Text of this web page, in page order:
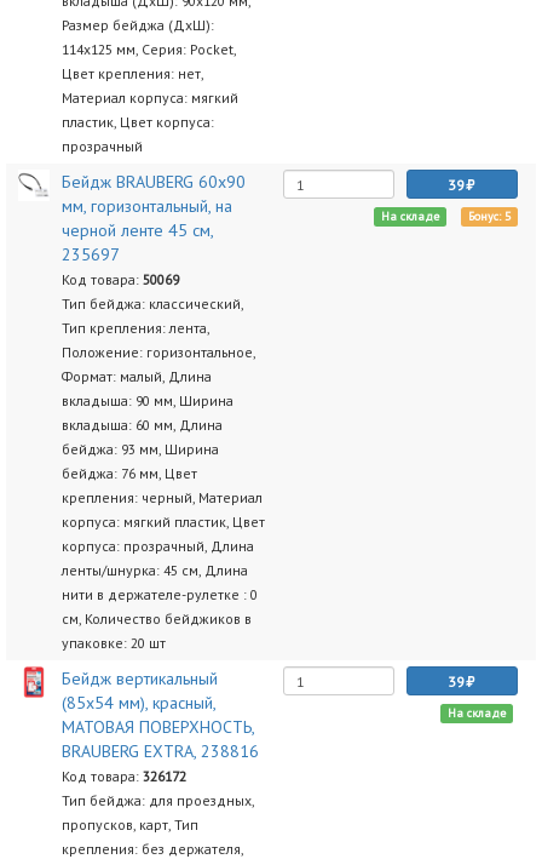
Размер бейджа (ДхШ):
114х125 мм, Серия: Pocket,
Цвет крепления: нет,
Материал корпуса: мягкий
пластик, Цвет корпуса:
прозрачный
Бейдж BRAUBERG 60х90
мм, горизонтальный, на
черной ленте 45 см,
235697
Код товара: 50069
Тип бейджа: классический,
Тип крепления: лента,
Положение: горизонтальное,
Формат: малый, Длина
вкладыша: 90 мм, Ширина
вкладыша: 60 мм, Длина
бейджа: 93 мм, Ширина
бейджа: 76 мм, Цвет
крепления: черный, Материал
корпуса: мягкий пластик, Цвет
корпуса: прозрачный, Длина
ленты/шнурка: 45 см, Длина
нити в держателе-рулетке : 0
см, Количество бейджиков в
упаковке: 20 шт
39
На складе Бонус: 5
Бейдж вертикальный
(85х54 мм), красный,
МАТОВАЯ ПОВЕРХНОСТЬ,
BRAUBERG EXTRA, 238816
Код товара: 326172
Тип бейджа: для проездных,
пропусков, карт, Тип
крепления: без держателя,
39
На складе